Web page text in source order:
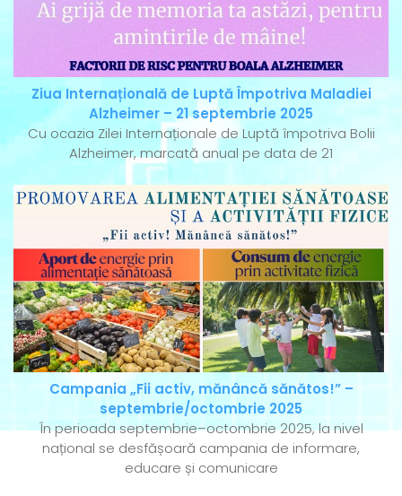
Ziua Internațională de Luptă Împotriva Maladiei
Alzheimer – 21 septembrie 2025
Cu ocazia Zilei Internaționale de Luptă împotriva Bolii
Alzheimer, marcată anual pe data de 21
Campania „Fii activ, mănâncă sănătos!” –
septembrie/octombrie 2025
În perioada septembrie–octombrie 2025, la nivel
național se desfășoară campania de informare,
educare și comunicare